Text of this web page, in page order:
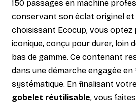
150 passages en machine
conservant son éclat originel et
choisissant Ecocup, vous optez
iconique, conçu pour durer, loin
bas de gamme. Ce contenant
dans une démarche engagée
systématique. En finalisant
gobelet réutilisable, vous